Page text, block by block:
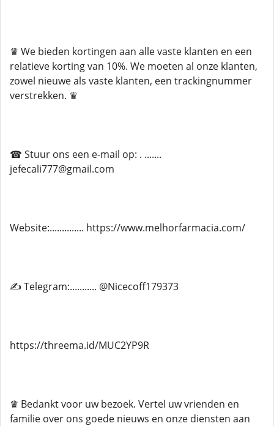
♛ We bieden kortingen aan alle vaste klanten en een
relatieve korting van 10%. We moeten al onze klanten,
zowel nieuwe als vaste klanten, een trackingnummer
verstrekken. ♛
☎ Stuur ons een e-mail op: . .......
jefecali777@gmail.com
Website:.............. https://www.melhorfarmacia.com/
✍ Telegram:........... @Nicecoff179373
https://threema.id/MUC2YP9R
♛ Bedankt voor uw bezoek. Vertel uw vrienden en
familie over ons goede nieuws en onze diensten aan